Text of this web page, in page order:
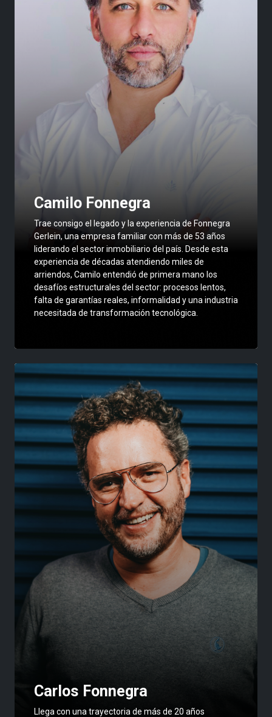
Camilo Fonnegra
Trae consigo el legado y la experiencia de Fonnegra
Gerlein, una empresa familiar con más de 53 años
liderando el sector inmobiliario del país. Desde esta
experiencia de décadas atendiendo miles de
arriendos, Camilo entendió de primera mano los
desafíos estructurales del sector: procesos lentos,
falta de garantías reales, informalidad y una industria
necesitada de transformación tecnológica.
Carlos Fonnegra
Llega con una trayectoria de más de 20 años